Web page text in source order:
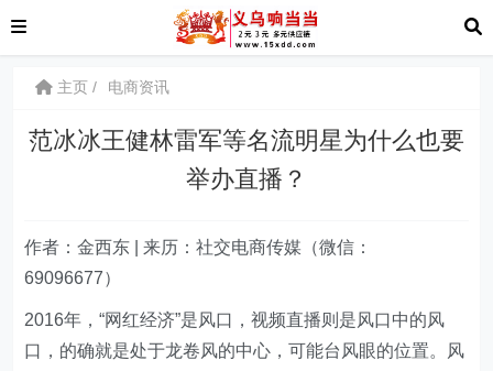
主页 电商资讯
范冰冰王健林雷军等名流明星为什么也要
举办直播？
作者：金西东 | 来历：社交电商传媒（微信：
69096677）
2016年，“网红经济”是风口，视频直播则是风口中的风
口，的确就是处于龙卷风的中心，可能台风眼的位置。风